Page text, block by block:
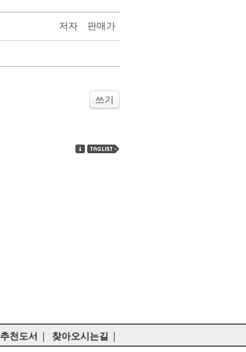
저자 판매가
쓰기
추천도서 찾아오시는길